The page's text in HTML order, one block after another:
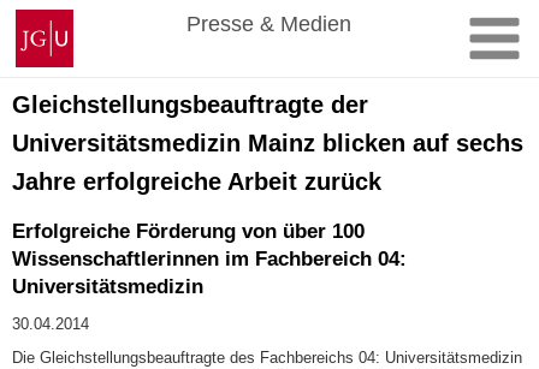
Zum
Inhalt
springen
Johannes
Gutenberg-
Universität
Mainz
Presse & Medien
Gleichstellungsbeauftragte der
Universitätsmedizin Mainz blicken auf sechs
Jahre erfolgreiche Arbeit zurück
Erfolgreiche Förderung von über 100
Wissenschaftlerinnen im Fachbereich 04:
Universitätsmedizin
30.04.2014
Die Gleichstellungsbeauftragte des Fachbereichs 04: Universitätsmedizin